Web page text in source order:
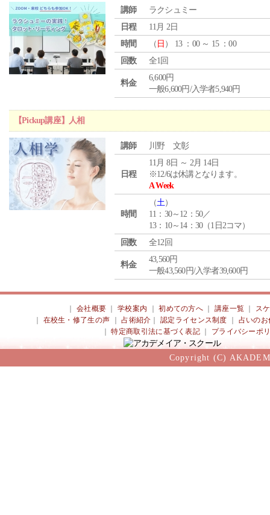
講師
ラクシュミー
日程
11月 2日
時間
（ 日 ） 13 ：00 ～ 15 ：00
回数
全1回
料金
6,600円
一般6,600円/入学者5,940円
【Pickup講座】人相
講師 川野 文彰
日程
11月 8日 ～ 2月 14日
※12/6は休講となります。
A Week
時間
（土）
11：30～12：50／
13：10～14：30（1日2コマ）
回数
全12回
料金
43,560円
一般43,560円/入学者39,600円
会社概要 ｜学校案内 ｜初めての方へ 講座一覧
ス
在校生・修了生の声 ｜占術紹介 ｜認定ライセンス制度
占いのお
｜特定商取引法に基づく表記 プライバシーポ
Copyright (C)